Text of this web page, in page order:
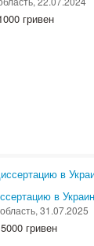
гривен
в
, 31.07.2025
гривен